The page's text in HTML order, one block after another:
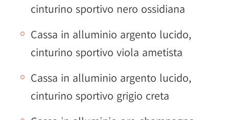
cinturino sportivo nero ossidiana
Cassa in alluminio argento lucido,
cinturino sportivo viola ametista
Cassa in alluminio argento lucido,
cinturino sportivo grigio creta